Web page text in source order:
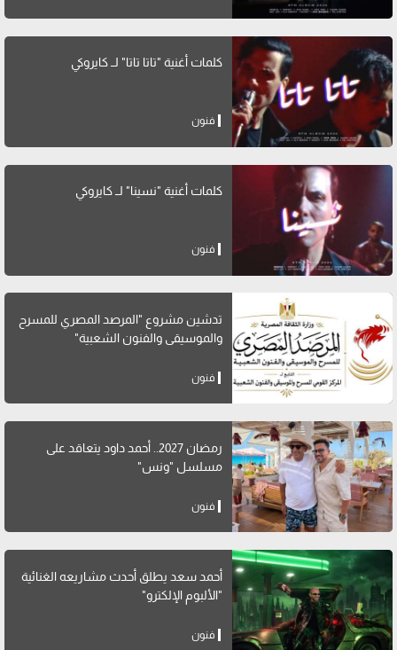
كلمات أغنية "تاتا تاتا" لــ كايروكي
فنون
كلمات أغنية "نسينا" لــ كايروكي
فنون
تدشين مشروع "المرصد المصري للمسرح
والموسيقى والفنون الشعبية"
فنون
رمضان 2027.. أحمد داود يتعاقد على
مسلسل "ونس"
فنون
أحمد سعد يطلق أحدث مشاريعه الغنائية
"الألبوم الإلكترو"
فنون